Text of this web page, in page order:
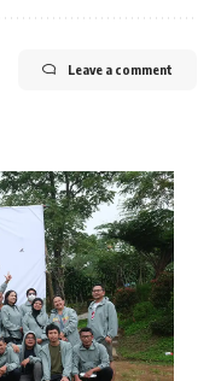
Leave a comment